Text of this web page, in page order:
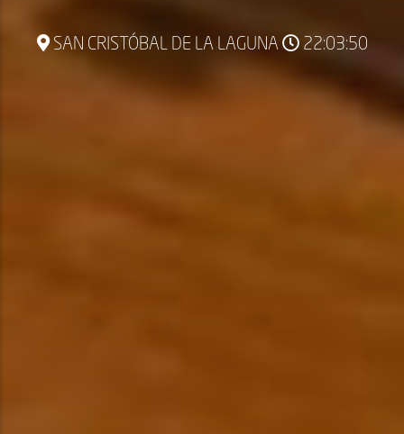
SAN CRISTÓBAL DE LA LAGUNA 22:03:52